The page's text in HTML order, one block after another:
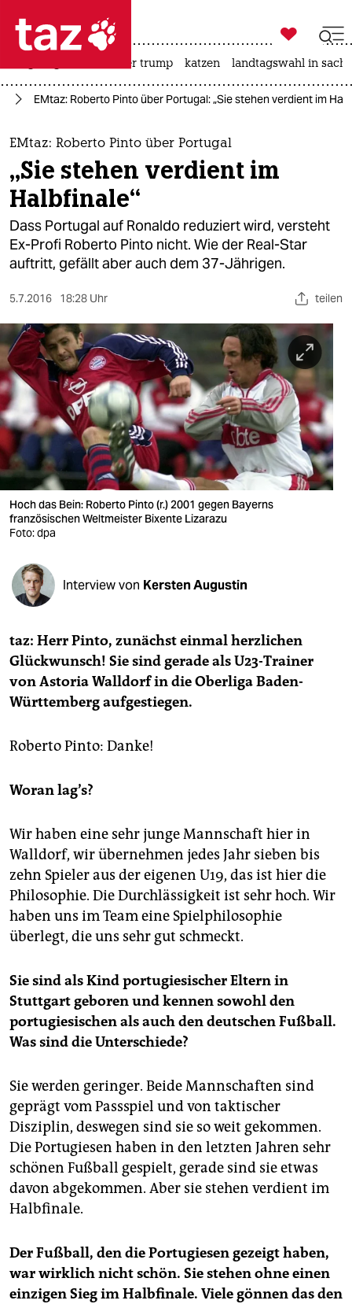
 taz zahl ich
taz zahl ich
themen
politik
öko
gesellschaft
sport
berlin
nord
wahrheit
verlag
verlag
veranstaltungen
fragen & hilfe
abo
genossenschaft
epaper login

taz zahl ich
usa unter trump katzen landtagswahl in
EMtaz: Roberto Pinto über Portugal: „Sie stehen verdient im
EMtaz: Roberto Pinto über Portugal
„Sie stehen verdient im
Halbfinale“
Dass Portugal auf Ronaldo reduziert wird, versteht
Ex-Profi Roberto Pinto nicht. Wie der Real-Star
auftritt, gefällt aber auch dem 37-Jährigen.
5.7.2016 18:28 Uhr teilen
Hoch das Bein: Roberto Pinto (r.) 2001 gegen Bayerns
französischen Weltmeister Bixente Lizarazu
Foto: dpa
Interview von Kersten Augustin
taz: Herr Pinto, zunächst einmal herzlichen
Glückwunsch! Sie sind gerade als U23-Trainer
von Astoria Walldorf in die Oberliga Baden-
Württemberg aufgestiegen.
Roberto Pinto: Danke!
Woran lag’s?
Wir haben eine sehr junge Mannschaft hier in
Walldorf, wir übernehmen jedes Jahr sieben bis
zehn Spieler aus der eigenen U19, das ist hier die
Philosophie. Die Durchlässigkeit ist sehr hoch. Wir
haben uns im Team eine Spielphilosophie
überlegt, die uns sehr gut schmeckt.
Sie sind als Kind portugiesischer Eltern in
Stuttgart geboren und kennen sowohl den
portugiesischen als auch den deutschen Fußball.
Was sind die Unterschiede?
Sie werden geringer. Beide Mannschaften sind
geprägt vom Passspiel und von taktischer
Disziplin, deswegen sind sie so weit gekommen.
Die Portugiesen haben in den letzten Jahren sehr
schönen Fußball gespielt, gerade sind sie etwas
davon abgekommen. Aber sie stehen verdient im
Halbfinale.
Der Fußball, den die Portugiesen gezeigt haben,
war wirklich nicht schön. Sie stehen ohne einen
einzigen Sieg im Halbfinale. Viele gönnen das den